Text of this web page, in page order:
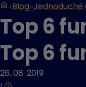
Blog
Top 6
Top 6
26. 08. 2019